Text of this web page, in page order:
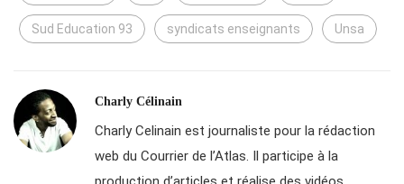
Sud Education 93 syndicats enseignants Unsa
Charly Célinain
Charly Celinain est journaliste pour la rédaction
web du Courrier de l’Atlas. Il participe à la